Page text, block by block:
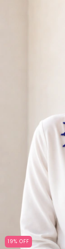
19% OFF